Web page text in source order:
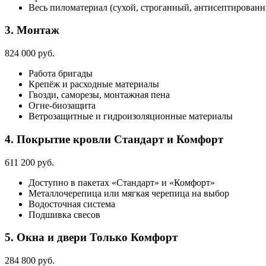
Весь пиломатериал (сухой, строганный,
3. Монтаж
824 000 руб.
Работа бригады
Крепёж и расходные материалы
Гвозди, саморезы, монтажная пена
Огне-биозащита
Ветрозащитные и гидроизоляционные материалы
4. Покрытие кровли Стандарт и Комфорт
611 200 руб.
Доступно в пакетах «Стандарт» и «Комфорт»
Металлочерепица или мягкая черепица на выбор
Водосточная система
Подшивка свесов
5. Окна и двери Только Комфорт
284 800 руб.